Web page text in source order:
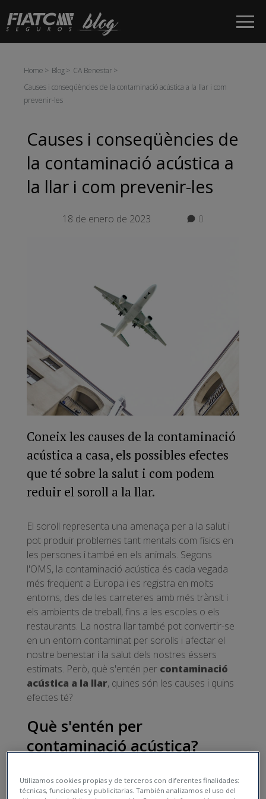
Salta al contingut principal
Home Blog
CA Benestar
Causes i conseqüències de la contaminació acústica a la llar i com
prevenir-les
Causes i conseqüències de
la contaminació acústica a
la llar i com prevenir-les
18 de enero de 2023 0
Coneix les causes de la contaminació
acústica a casa, els possibles efectes
que té sobre la salut i com podem
reduir el soroll a la llar.
El soroll representa una amenaça per a la salut i
pot produir problemes tant mentals com físics en
les persones i també en els animals. Segons
l'OMS, la contaminació acústica és cada vegada
més freqüent a Europa i es registra en molts
entorns, des de les carreteres amb més trànsit i
els ambients de treball, fins a les escoles o els
restaurants. La nostra llar també pot convertir-se
en un entorn contaminat per sorolls i afectar el
nostre benestar i la salut dels nostres éssers
estimats. Però, què s'entén per contaminació
acústica a la llar, quines són les causes i quins
efectes té?
Què s'entén per
contaminació acústica?
llatícontaminatio,que és sinònim de brutícia, per
Utilizamos cookies propias y de terceros con diferentes finalidades:
técnicas, funcionales y publicitarias. También analizamos el uso del